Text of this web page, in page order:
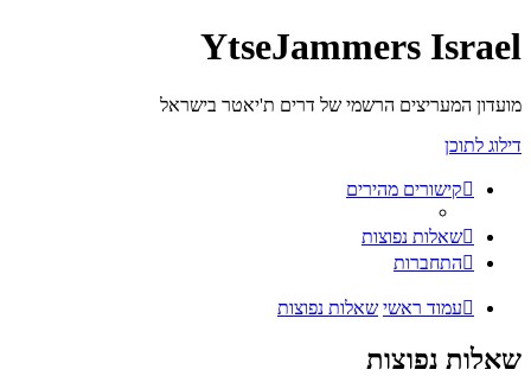
YtseJammers Israel
מועדון המעריצים הרשמי של דרים ת'יאטר בישראל
דילוג לתוכן
קישורים מהירים
שאלות נפוצות
התחברות
עמוד ראשי שאלות נפוצות
שאלות נפוצות